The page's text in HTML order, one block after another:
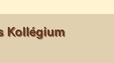
Kollégium